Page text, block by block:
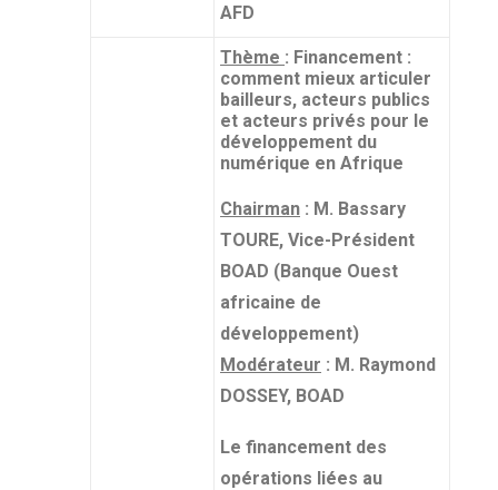
AFD
Thème : Financement :
comment mieux articuler
bailleurs, acteurs publics
et acteurs privés pour le
développement du
numérique en Afrique
Chairman : M. Bassary
TOURE, Vice-Président
BOAD (Banque Ouest
africaine de
développement)
Modérateur : M. Raymond
DOSSEY, BOAD
Le financement des
opérations liées au